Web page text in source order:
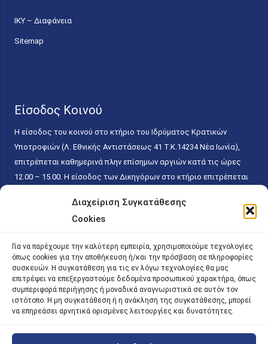
Διαχείριση Συγκατάθεσης
Cookies
Για να παρέχουμε την καλύτερη εμπειρία, χρησιμοποιούμε τεχνολογίες
όπως cookies για την αποθήκευση ή/και την πρόσβαση σε πληροφορίες
συσκευών. Η συγκατάθεση για τις εν λόγω τεχνολογίες θα μας
επιτρέψει να επεξεργαστούμε δεδομένα προσωπικού χαρακτήρα, όπως
συμπεριφορά περιήγησης ή μοναδικά αναγνωριστικά σε αυτόν τον
ιστότοπο. Η μη συγκατάθεση ή η ανάκληση της συγκατάθεσης, μπορεί
να επηρεάσει αρνητικά ορισμένες λειτουργίες και δυνατότητες.
ΙΚΥ – Διαφάνεια
Sitemap
Είσοδος Κοινού
Η είσοδος του κοινού στο κτήριο του Ιδρύματος Κρατικών
Υποτροφιών (Λ. Εθνικής Αντιστάσεως 41 T.K.14234 Νέα Ιωνία),
επιτρέπεται καθημερινά πλην επίσημων αργιών κατά τις ώρες
12.00 – 15.00. Η είσοδος των Δικηγόρων στο κτήριο επιτρέπεται
κάθε εργάσιμη ημέρα και ώρα χωρίς κανέναν χρονικό ή άλλο
περιορισμό. Η είσοδος του κοινού ειδικά στο γραφείο του
15.00. Η εξυπηρέτηση του κοινού πραγματοποιείται βάσει των
παγίων ισχυουσών διατάξεων. Για την αποφυγή συνωστισμού
εντός του εσωτερικού χώρου εξυπηρέτησης και αναμονής του
κοινού, η εξυπηρέτησή του δύναται να πραγματοποιείται κατόπιν
προγραμματισμένου ραντεβού.